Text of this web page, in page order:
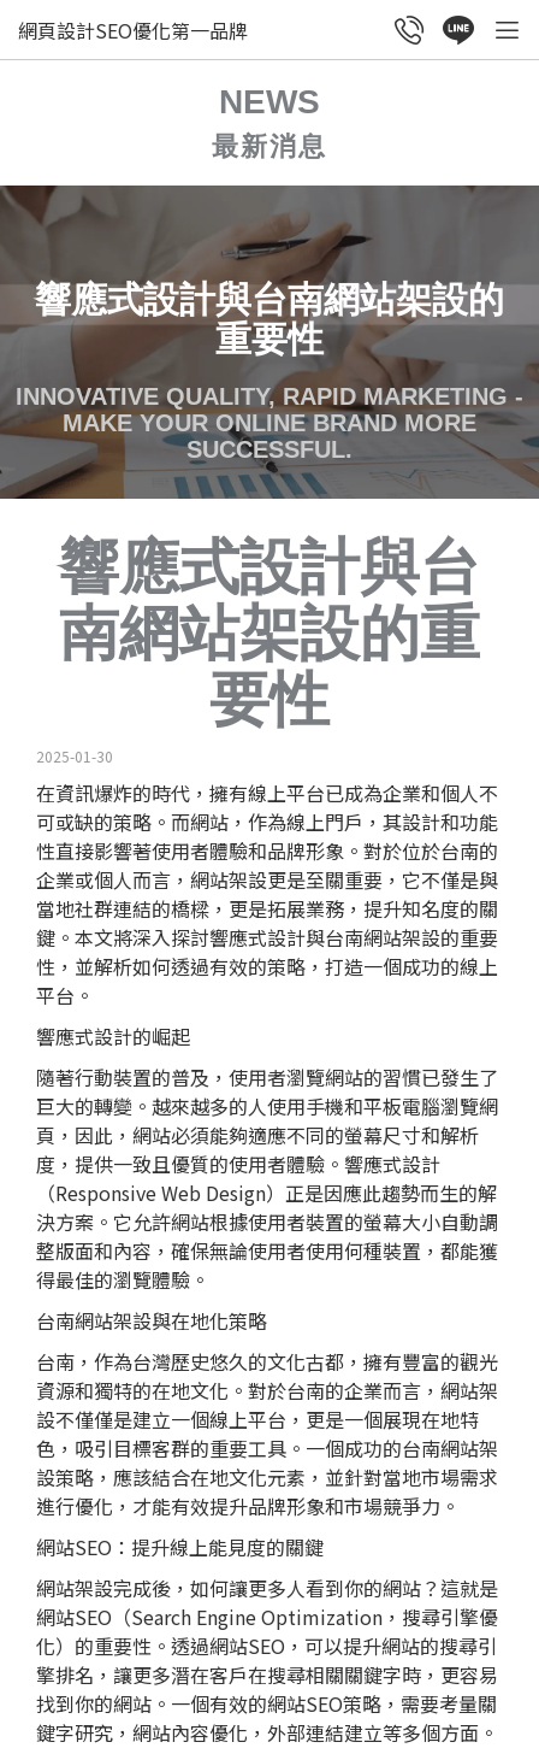
網頁設計SEO優化第一品牌
NEWS
最新消息
響應式設計與台南網站架設的
重要性
INNOVATIVE QUALITY, RAPID MARKETING -
MAKE YOUR ONLINE BRAND MORE
SUCCESSFUL.
響應式設計與台
南網站架設的重
要性
2025-01-30
在資訊爆炸的時代，擁有線上平台已成為企業和個人不
可或缺的策略。而網站，作為線上門戶，其設計和功能
性直接影響著使用者體驗和品牌形象。對於位於台南的
企業或個人而言，網站架設更是至關重要，它不僅是與
當地社群連結的橋樑，更是拓展業務，提升知名度的關
鍵。本文將深入探討響應式設計與台南網站架設的重要
性，並解析如何透過有效的策略，打造一個成功的線上
平台。
響應式設計的崛起
隨著行動裝置的普及，使用者瀏覽網站的習慣已發生了
巨大的轉變。越來越多的人使用手機和平板電腦瀏覽網
頁，因此，網站必須能夠適應不同的螢幕尺寸和解析
度，提供一致且優質的使用者體驗。響應式設計
（Responsive Web Design）正是因應此趨勢而生的解
決方案。它允許網站根據使用者裝置的螢幕大小自動調
整版面和內容，確保無論使用者使用何種裝置，都能獲
得最佳的瀏覽體驗。
台南網站架設與在地化策略
台南，作為台灣歷史悠久的文化古都，擁有豐富的觀光
資源和獨特的在地文化。對於台南的企業而言，網站架
設不僅僅是建立一個線上平台，更是一個展現在地特
色，吸引目標客群的重要工具。一個成功的台南網站架
設策略，應該結合在地文化元素，並針對當地市場需求
進行優化，才能有效提升品牌形象和市場競爭力。
網站SEO ：提升線上能見度的關鍵
網站架設完成後，如何讓更多人看到你的網站？這就是
網站SEO （Search Engine Optimization，搜尋引擎優
化）的重要性。透過網站SEO，可以提升網站的搜尋引
擎排名，讓更多潛在客戶在搜尋相關關鍵字時，更容易
找到你的網站。一個有效的網站SEO策略，需要考量關
鍵字研究，網站內容優化，外部連結建立等多個方面。